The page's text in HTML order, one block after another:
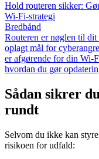
Hold routeren sikker:
Wi‑Fi‑strategi
Bredbånd
Routeren er nøglen til
oplagt mål for
er afgørende for din
hvordan du gør
Sådan sikrer
rundt
Selvom du ikke kan
risikoen for udfald: